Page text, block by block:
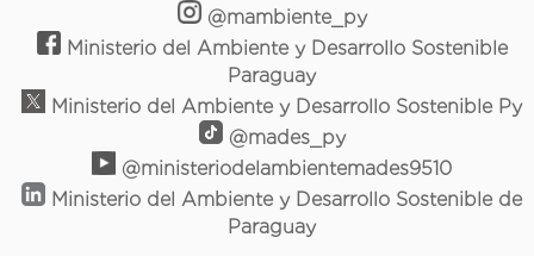
@mambiente_py
Ministerio del Ambiente y Desarrollo Sostenible
Paraguay
Ministerio del Ambiente y Desarrollo Sostenible Py
@mades_py
@ministeriodelambientemades9510
Ministerio del Ambiente y Desarrollo Sostenible de
Paraguay